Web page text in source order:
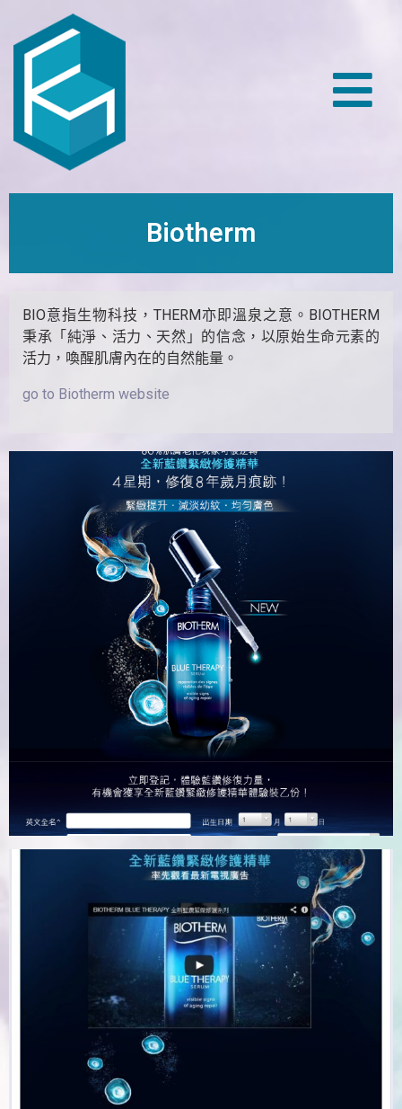
Biotherm
BIO意指生物科技，THERM亦即溫泉之意。BIOTHERM
秉承「純淨、活力、天然」的信念，以原始生命元素的
活力，喚醒肌膚內在的自然能量。
go to Biotherm website